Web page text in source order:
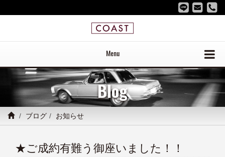
Menu
Blog
ブログ お知らせ
★ご成約有難う御座いました！！